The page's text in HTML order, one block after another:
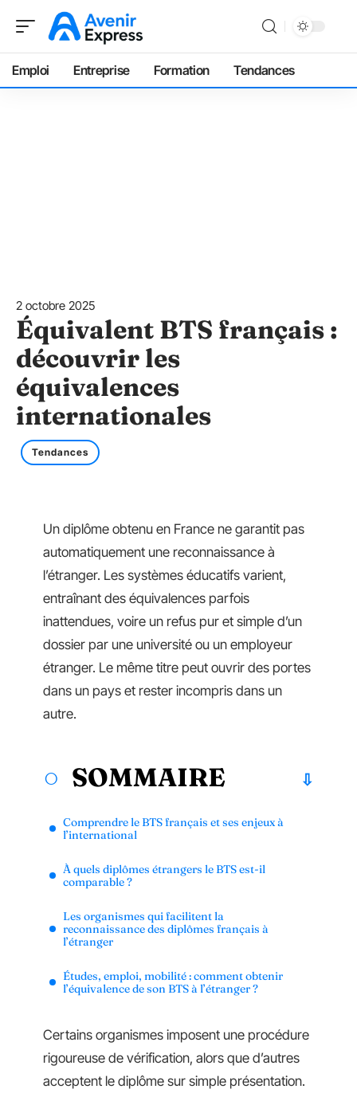
Emploi Entreprise Formation Tendances
2 octobre 2025
Équivalent BTS français :
découvrir les
équivalences
internationales
Tendances
Un diplôme obtenu en France ne garantit pas
automatiquement une reconnaissance à
l’étranger. Les systèmes éducatifs varient,
entraînant des équivalences parfois
inattendues, voire un refus pur et simple d’un
dossier par une université ou un employeur
étranger. Le même titre peut ouvrir des portes
dans un pays et rester incompris dans un
autre.
SOMMAIRE
Comprendre le BTS français et ses enjeux à
l’international
À quels diplômes étrangers le BTS est-il
comparable ?
Les organismes qui facilitent la
reconnaissance des diplômes français à
l’étranger
Études, emploi, mobilité : comment obtenir
l’équivalence de son BTS à l’étranger ?
Certains organismes imposent une procédure
rigoureuse de vérification, alors que d’autres
acceptent le diplôme sur simple présentation.